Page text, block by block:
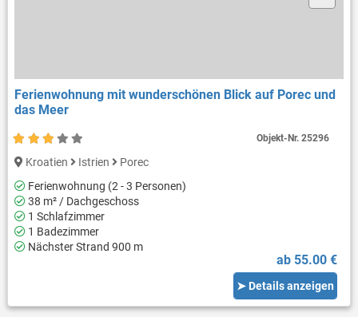
Ferienwohnung mit wunderschönen Blick auf Porec und
das Meer
Kroatien Istrien
Porec
Ferienwohnung (2 - 3 Personen)
38 m² / Dachgeschoss
1 Schlafzimmer
1 Badezimmer
Nächster Strand 900 m
ab 55.00 €
➤ Details anzeigen
Objekt-Nr.25296